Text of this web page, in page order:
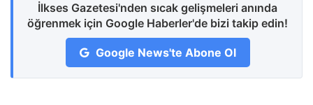
İlkses Gazetesi'nden sıcak gelişmeleri anında
öğrenmek için Google Haberler'de bizi takip edin!
Google News'te Abone Ol